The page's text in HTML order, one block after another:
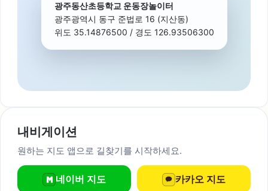
광주동산초등학교 운동장놀이터
광주광역시 동구 준법로 16 (지산동)
위도 35.14876500 / 경도 126.93506300
내비게이션
원하는 지도 앱으로 길찾기를 시작하세요.
네이버 지도 카카오 지도